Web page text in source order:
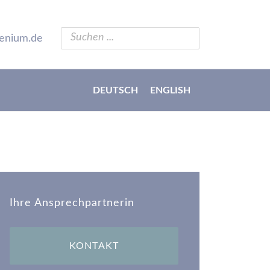
DEUTSCH ENGLISH
Ihre Ansprechpartnerin
KONTAKT